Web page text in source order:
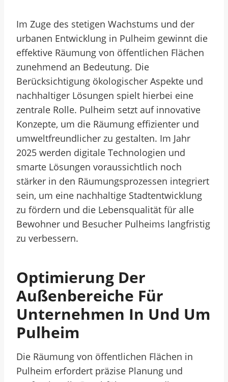
Im Zuge des stetigen Wachstums und der
urbanen Entwicklung in Pulheim gewinnt die
effektive Räumung von öffentlichen Flächen
zunehmend an Bedeutung. Die
Berücksichtigung ökologischer Aspekte und
nachhaltiger Lösungen spielt hierbei eine
zentrale Rolle. Pulheim setzt auf innovative
Konzepte, um die Räumung effizienter und
umweltfreundlicher zu gestalten. Im Jahr
2025 werden digitale Technologien und
smarte Lösungen voraussichtlich noch
stärker in den Räumungsprozessen integriert
sein, um eine nachhaltige Stadtentwicklung
zu fördern und die Lebensqualität für alle
Bewohner und Besucher Pulheims langfristig
zu verbessern.
Optimierung Der
Außenbereiche Für
Unternehmen In Und Um
Pulheim
Die Räumung von öffentlichen Flächen in
Pulheim erfordert präzise Planung und